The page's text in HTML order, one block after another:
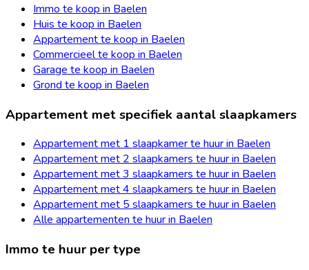
Immo te koop in Baelen
Huis te koop in Baelen
Appartement te koop in Baelen
Commercieel te koop in Baelen
Garage te koop in Baelen
Grond te koop in Baelen
Appartement met specifiek aantal slaapkamers
Appartement met 1 slaapkamer te huur in Baelen
Appartement met 2 slaapkamers te huur in Baelen
Appartement met 3 slaapkamers te huur in Baelen
Appartement met 4 slaapkamers te huur in Baelen
Appartement met 5 slaapkamers te huur in Baelen
Alle appartementen te huur in Baelen
Immo te huur per type